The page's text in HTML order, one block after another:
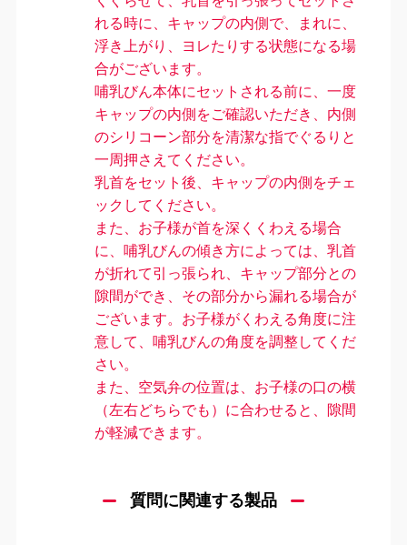
れる時に、キャップの内側で、まれに、
浮き上がり、ヨレたりする状態になる場
合がございます。
哺乳びん本体にセットされる前に、一度
キャップの内側をご確認いただき、内側
のシリコーン部分を清潔な指でぐるりと
一周押さえてください。
乳首をセット後、キャップの内側をチェ
ックしてください。
また、お子様が首を深くくわえる場合
に、哺乳びんの傾き方によっては、乳首
が折れて引っ張られ、キャップ部分との
隙間ができ、その部分から漏れる場合が
ございます。お子様がくわえる角度に注
意して、哺乳びんの角度を調整してくだ
さい。
また、空気弁の位置は、お子様の口の横
（左右どちらでも）に合わせると、隙間
が軽減できます。
質問に関連する製品